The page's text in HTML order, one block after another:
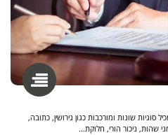
שונות ומורכבות כגון גירושין, כתובה,
שהות, ניכור הורי, חלוקת...